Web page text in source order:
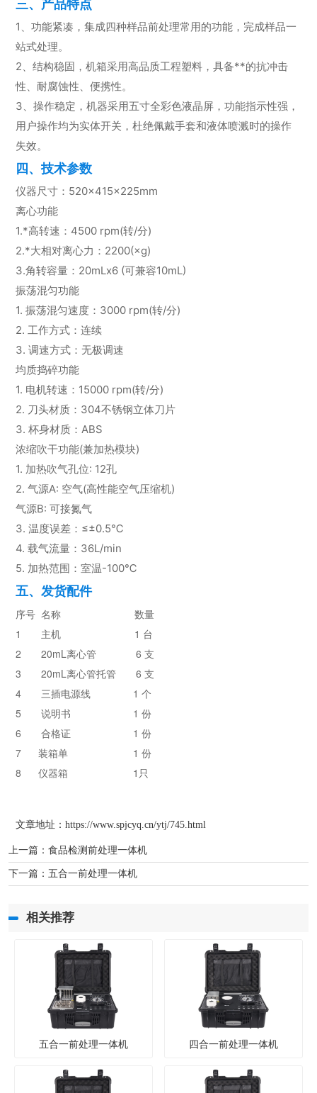
三、产品特点
1、功能紧凑，集成四种样品前处理常用的功能，完成样品一
站式处理。
2、结构稳固，机箱采用高品质工程塑料，具备**的抗冲击
性、耐腐蚀性、便携性。
3、操作稳定，机器采用五寸全彩色液晶屏，功能指示性强，
用户操作均为实体开关，杜绝佩戴手套和液体喷溅时的操作
失效。
四、技术参数
仪器尺寸：520×415×225mm
离心功能
1.*高转速：4500 rpm(转/分)
2.*大相对离心力：2200(×g)
3.角转容量：20mLx6 (可兼容10mL)
振荡混匀功能
1. 振荡混匀速度：3000 rpm(转/分)
2. 工作方式：连续
3. 调速方式：无极调速
均质捣碎功能
1. 电机转速：15000 rpm(转/分)
2. 刀头材质：304不锈钢立体刀片
3. 杯身材质：ABS
浓缩吹干功能(兼加热模块)
1. 加热吹气孔位: 12孔
2. 气源A: 空气(高性能空气压缩机)
气源B: 可接氮气
3. 温度误差：≤±0.5℃
4. 载气流量：36L/min
5. 加热范围：室温-100℃
五、发货配件
序号  名称                          数量
1       主机                          1 台
2       20mL离心管              6 支
3       20mL离心管托管       6 支
4       三插电源线               1 个
5       说明书                      1 份
6       合格证                      1 份
7      装箱单                       1 份
8      仪器箱                       1只
文章地址： https://www.spjcyq.cn/ytj/745.html
上一篇： 食品检测前处理一体机
下一篇： 五合一前处理一体机
相关推荐
五合一前处理一体机 四合一前处理一体机